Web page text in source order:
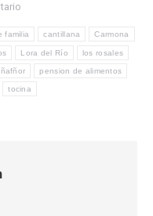
familia cantillana Carmona
Lora del Río los rosales
pension de alimentos
tocina